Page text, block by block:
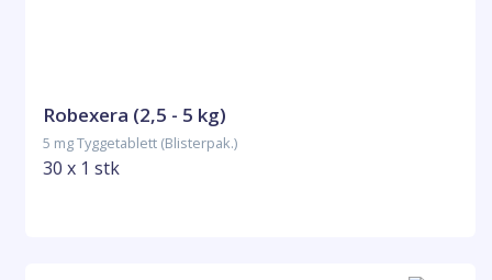
Robexera (2,5 - 5 kg)
5 mg Tyggetablett (Blisterpak.)
30 x 1 stk